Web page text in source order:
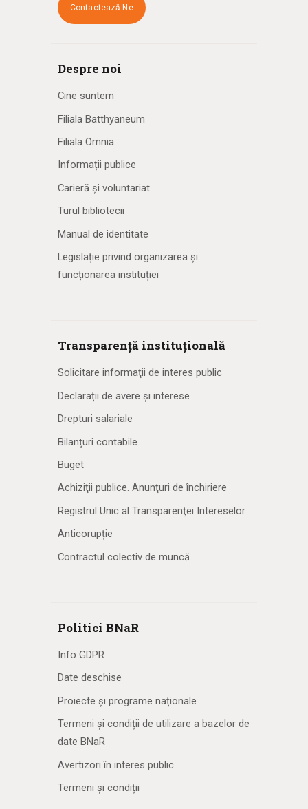
Contactează-Ne
Despre noi
Cine suntem
Filiala Batthyaneum
Filiala Omnia
Informații publice
Carieră și voluntariat
Turul bibliotecii
Manual de identitate
Legislație privind organizarea și
funcționarea instituției
Transparență instituțională
Solicitare informaţii de interes public
Declarații de avere și interese
Drepturi salariale
Bilanțuri contabile
Buget
Achiziţii publice. Anunţuri de închiriere
Registrul Unic al Transparenţei Intereselor
Anticorupție
Contractul colectiv de muncă
Politici BNaR
Info GDPR
Date deschise
Proiecte și programe naționale
Termeni și condiții de utilizare a bazelor de
date BNaR
Avertizori în interes public
Termeni și condiții